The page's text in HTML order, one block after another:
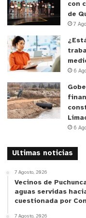
instalaciones
del corredor
multicancha y
de 655 millones de
Cabe señalar
clausurada y
episodios de
personas,
personal del
altas
prohibir su
Elalcalde de
con
de
7
6
6
Ultimas noticias
7 Agosto, 2026
Vecinos de
aguas servidas
cuestionada por
7 Agosto, 2026